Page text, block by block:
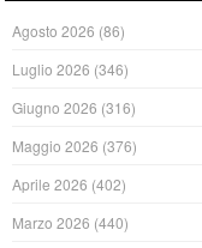
Agosto 2026 (86)
Luglio 2026 (346)
Giugno 2026 (316)
Maggio 2026 (376)
Aprile 2026 (402)
Marzo 2026 (440)